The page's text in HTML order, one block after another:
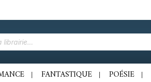
FANTASTIQUE POÉSIE